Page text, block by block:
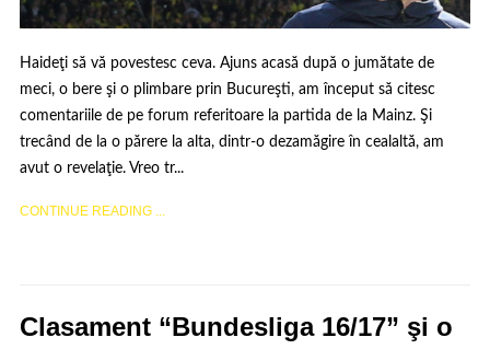
Haideţi să vă povestesc ceva. Ajuns acasă după o jumătate de
meci, o bere şi o plimbare prin Bucureşti, am început să citesc
comentariile de pe forum referitoare la partida de la Mainz. Şi
trecând de la o părere la alta, dintr-o dezamăgire în cealaltă, am
avut o revelaţie. Vreo tr...
CONTINUE READING ...
Clasament “Bundesliga 16/17” şi o